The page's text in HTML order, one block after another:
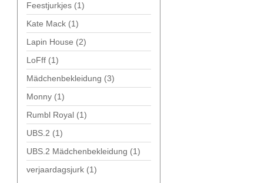
Feestjurkjes (1)
Kate Mack (1)
Lapin House (2)
LoFff (1)
Mädchenbekleidung (3)
Monny (1)
Rumbl Royal (1)
UBS.2 (1)
UBS.2 Mädchenbekleidung (1)
verjaardagsjurk (1)